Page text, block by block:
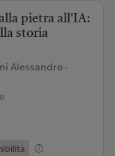
pietra all'IA:
storia
Alessandro -